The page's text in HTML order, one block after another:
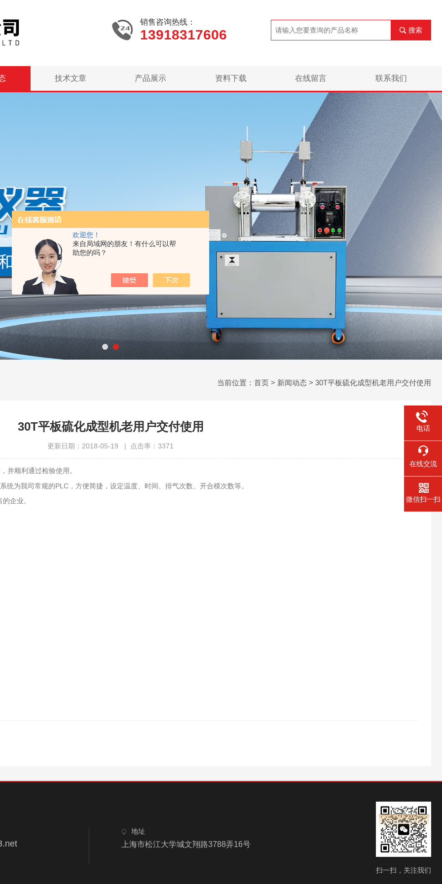
欢迎您！
来自局域网的朋友！有什么可以帮
助您的吗？
销售咨询热线：
13918317606 搜索
技术文章 产品展示 资料下载 在线留言 联系我们
当前位置： 首页 > 新闻动态 > 30T平板硫化成型机老用户交付使用
30T平板硫化成型机老用户交付使用
更新日期：2018-05-19 | 点击率：3371
并顺利通过检验使用。
为我司常规的PLC，方便简捷，设定温度、时间、排气次数、开合模次数等。
的企业 。
地址
上海市松江大学城文翔路3788弄16号
扫一扫，关注我们
电话
在线交流
微信扫一扫